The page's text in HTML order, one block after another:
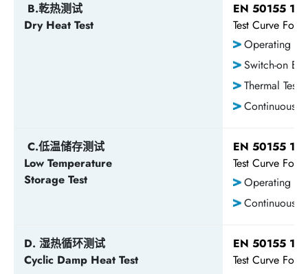
B.乾热测试
Dry Heat Test
EN 50155
Test Curve
Operating
Switch-on
Thermal Test
Continuous
C.低温储存测试
Low Temperature
Storage Test
EN 50155
Test Curve
Operating
Continuous
D. 湿热循环测试
Cyclic Damp Heat Test
EN 50155
Test Curve